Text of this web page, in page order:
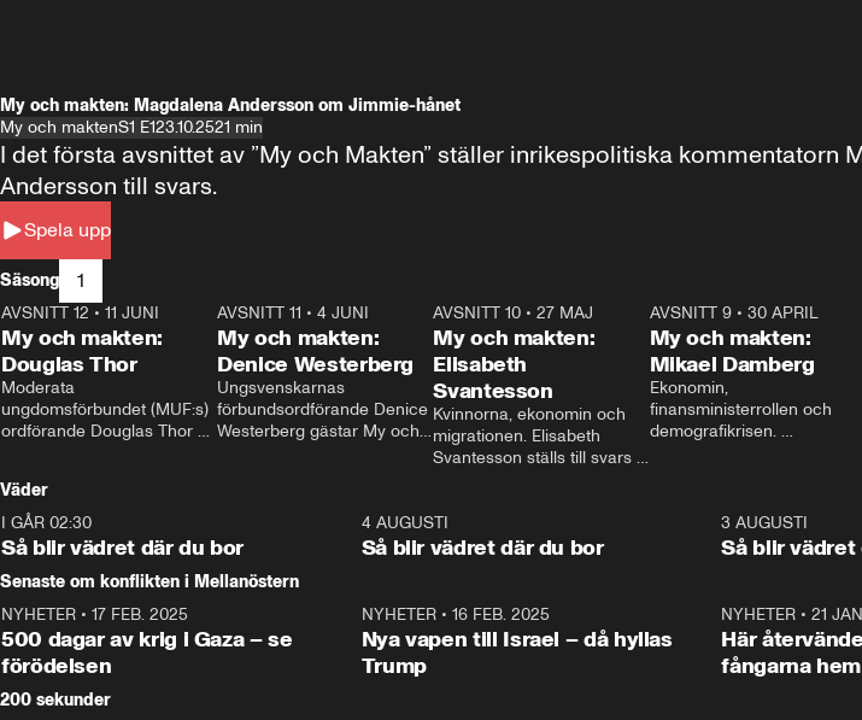
My och makten: Magdalena Andersson om Jimmie-hånet
My och maktenS1 E123.10.2521 min
Spela upp
I det första avsnittet av ”My och Makten” ställer inrikespolitiska
Andersson till svars.
Säsong 1
26:27
AVSNITT 12 • 11 JUNI
My och makten:
Douglas Thor
Moderata
ungdomsförbundet (MUF:s)
ordförande Douglas Thor
tonårsutvisningarna och hur
Moderaterna ska locka
väljare till valet i höst.
23:40
AVSNITT 11 •4 JUNI
My och makten:
Denice Westerberg
Ungsvenskarnas
förbundsordförande Denice
Westerberg gästar My och
AVSNITT 10 •27 MAJ
My och makten:
Elisabeth
Svantesson
Kvinnorna, ekonomin och
migrationen. Elisabeth
Svantesson ställs till svars
AVSNITT 9• 30 APRIL
My och makten:
Mikael Damberg
Ekonomin,
finansministerrollen och
demografikrisen.
och Makten.
Väder
I GÅR 02:30
Så blir vädret där du bor
1:06
4 AUGUSTI
Så blir vädret där du bor
3 AUGUSTI
Så blir vädret
Senaste om konflikten i Mellanöstern
NYHETER • 17 FEB. 2025
500 dagar av krig i Gaza – se
förödelsen
NYHETER• 16 FEB. 2025
Nya vapen till Israel – då hyllas
Trump
NYHETER •21
Här
fångarna hem
200 sekunder